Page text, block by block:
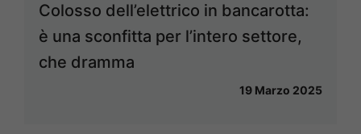
Colosso dell’elettrico in bancarotta:
è una sconfitta per l’intero settore,
che dramma
19 Marzo 2025